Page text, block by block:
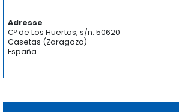
Adresse
Cº de Los Huertos, s/n. 50620
Casetas (Zaragoza)
España